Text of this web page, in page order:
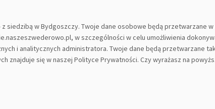
w Bydgoszczy. Twoje dane osobowe będą przetwarzane
w szczególności w celu umożliwienia
i analitycznych administratora. Twoje dane będą przetwarzane
znajduje się w naszej Polityce Prywatności. Czy wyrażasz na